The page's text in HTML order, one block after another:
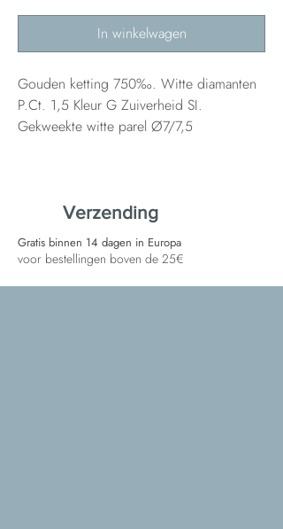
In winkelwagen
Gouden ketting 750‰. Witte diamanten
P.Ct. 1,5 Kleur G Zuiverheid SI.
Gekweekte witte parel Ø7/7,5
Verzending
Gratis binnen 14 dagen in Europa
voor bestellingen boven de 25€